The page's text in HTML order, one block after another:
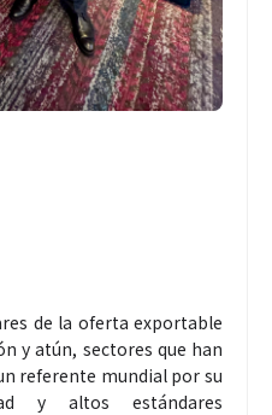
de la oferta exportable
y atún, sectores que han
referente mundial por su
y altos estándares